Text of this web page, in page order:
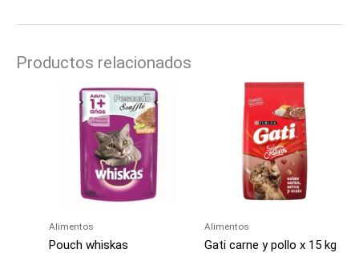
Productos relacionados
Alimentos
Pouch whiskas
Alimentos
Gati carne y pollo x 15 kg